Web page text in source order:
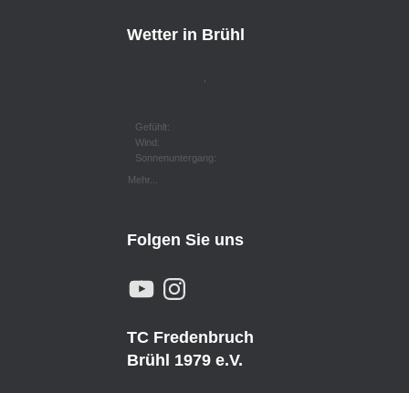
Wetter in Brühl
Gefühlt:
Wind:
Sonnenuntergang:
Mehr...
Folgen Sie uns
Y
O
U
B
E
N
A
G
R
A
TC Fredenbruch
Brühl 1979 e.V.